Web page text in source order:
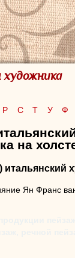
Р С Т У Ф
на
итальянский
Ян Франс